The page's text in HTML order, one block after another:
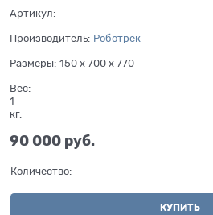
Артикул:
Производитель: Роботрек
Размеры: 150 x 700 x 770
Вес:
1
кг.
90 000 руб.
Количество:
КУПИТЬ